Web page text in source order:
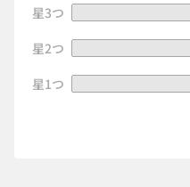
星3つ
星2つ
星1つ